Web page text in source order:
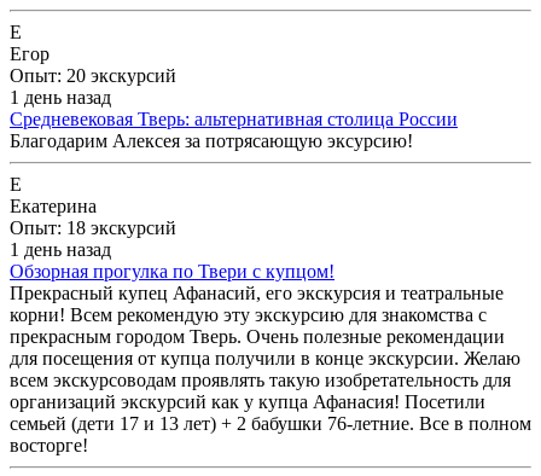
Е
Егор
Опыт: 20 экскурсий
1 день назад
Средневековая Тверь: альтернативная столица России
Благодарим Алексея за потрясающую эксурсию!
Е
Екатерина
Опыт: 18 экскурсий
1 день назад
Обзорная прогулка по Твери с купцом!
Прекрасный купец Афанасий, его экскурсия и театральные
корни! Всем рекомендую эту экскурсию для знакомства с
прекрасным городом Тверь. Очень полезные рекомендации
для посещения от купца получили в конце экскурсии. Желаю
всем экскурсоводам проявлять такую изобретательность для
организаций экскурсий как у купца Афанасия! Посетили
семьей (дети 17 и 13 лет) + 2 бабушки 76-летние. Все в полном
восторге!